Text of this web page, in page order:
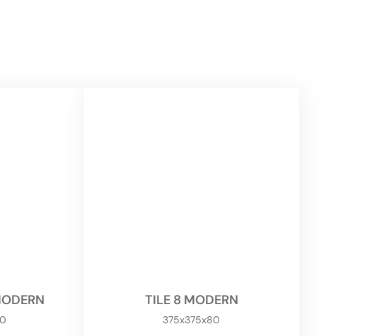
TILE 8 MODERN
375x375x80